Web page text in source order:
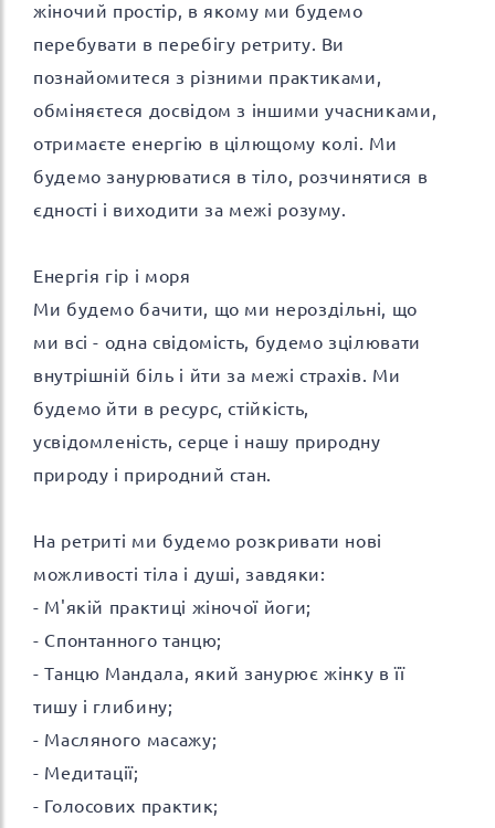
жіночий простір, в якому ми будемо
перебувати в перебігу ретриту. Ви
познайомитеся з різними практиками,
обміняєтеся досвідом з іншими учасниками,
отримаєте енергію в цілющому колі. Ми
будемо занурюватися в тіло, розчинятися в
єдності і виходити за межі розуму.
Енергія гір і моря
Ми будемо бачити, що ми нероздільні, що
ми всі - одна свідомість, будемо зцілювати
внутрішній біль і йти за межі страхів. Ми
будемо йти в ресурс, стійкість,
усвідомленість, серце і нашу природну
природу і природний стан.
На ретриті ми будемо розкривати нові
можливості тіла і душі, завдяки:
- М'якій практиці жіночої йоги;
- Спонтанного танцю;
- Танцю Мандала, який занурює жінку в її
тишу і глибину;
- Масляного масажу;
- Медитації;
- Голосових практик;